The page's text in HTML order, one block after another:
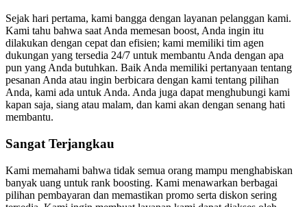
Sejak hari pertama, kami bangga dengan layanan pelanggan kami.
Kami tahu bahwa saat Anda memesan boost, Anda ingin itu
dilakukan dengan cepat dan efisien; kami memiliki tim agen
dukungan yang tersedia 24/7 untuk membantu Anda dengan apa
pun yang Anda butuhkan. Baik Anda memiliki pertanyaan tentang
pesanan Anda atau ingin berbicara dengan kami tentang pilihan
Anda, kami ada untuk Anda. Anda juga dapat menghubungi kami
kapan saja, siang atau malam, dan kami akan dengan senang hati
membantu.
Sangat Terjangkau
Kami memahami bahwa tidak semua orang mampu menghabiskan
banyak uang untuk rank boosting. Kami menawarkan berbagai
pilihan pembayaran dan memastikan promo serta diskon sering